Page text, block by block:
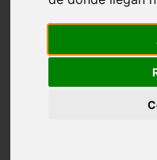
Alicante - l39alfàs-del-pi
Barcelona - vilanova-
Castellón - peñíscola
Illes-balears - sant-